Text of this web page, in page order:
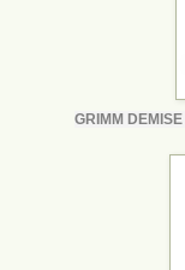
GRIMM DEMISE